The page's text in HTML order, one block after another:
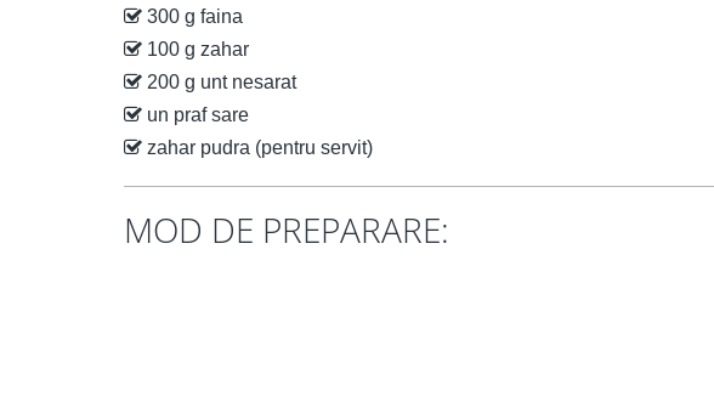
300 g faina
100 g zahar
200 g unt nesarat
un praf sare
zahar pudra (pentru servit)
MOD DE PREPARARE: